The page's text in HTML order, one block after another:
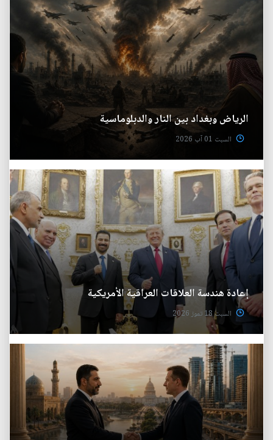
الرياض وبغداد بين النار والدبلوماسية
السبت 01 آب 2026
إعادة هندسة العلاقات العراقية الأمريكية
السبت 18 تموز 2026